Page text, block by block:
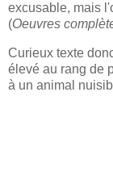
excusable, mais
(Oeuvres
Curieux texte
élevé au rang de
à un animal